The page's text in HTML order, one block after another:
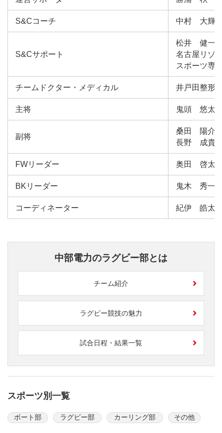
S&Cコーチ 中村 大輝
S&Cサポート
松井 健一
名古屋リゾ
スポーツ専
チームドクター・メディカル 井戸田整形
主将 鬼頭 悠太
副将
桑田 陽介
長野 成貴
FWリーダー 奥田 啓太
BKリーダー 鬼木 秀一
コーディネーター 紀伊 皓太
中部電力のラグビー部とは
チーム紹介
ラグビー競技の魅力
試合日程・結果一覧
スポーツ別一覧
ボート部 ラグビー部 カーリング部 その他